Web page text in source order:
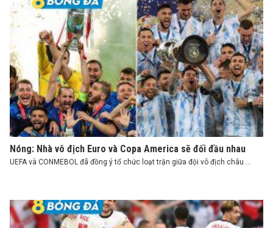
Nóng: Nhà vô địch Euro và Copa America sẽ đối đầu nhau
UEFA và CONMEBOL đã đồng ý tổ chức loạt trận giữa đội vô địch châu ...